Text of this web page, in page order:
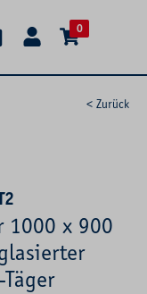
0
< Zurück
1000 x 900